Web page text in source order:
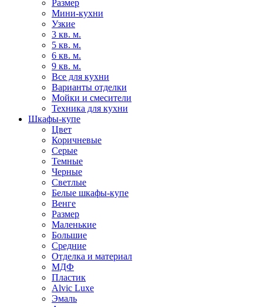
Размер
Мини-кухни
Узкие
3 кв. м.
5 кв. м.
6 кв. м.
9 кв. м.
Все для кухни
Варианты отделки
Мойки и смесители
Техника для кухни
Шкафы-купе
Цвет
Коричневые
Серые
Темные
Черные
Светлые
Белые шкафы-купе
Венге
Размер
Маленькие
Большие
Средние
Отделка и материал
МДФ
Пластик
Alvic Luxe
Эмаль